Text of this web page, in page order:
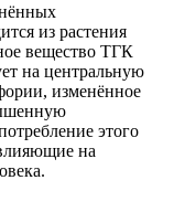
из растения
вещество ТГК
на центральную
изменённое
этого
на